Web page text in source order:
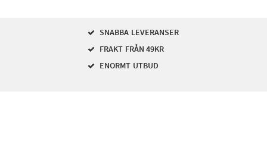
SNABBA LEVERANSER
FRAKT FRÅN 49KR
ENORMT UTBUD